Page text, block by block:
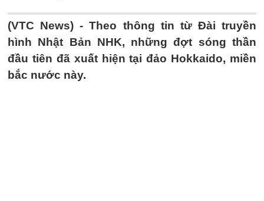
(VTC News) -Theo thông tin từ Đài truyền
hình Nhật Bản NHK, những đợt sóng thần
đầu tiên đã xuất hiện tại đảo Hokkaido, miền
bắc nước này.